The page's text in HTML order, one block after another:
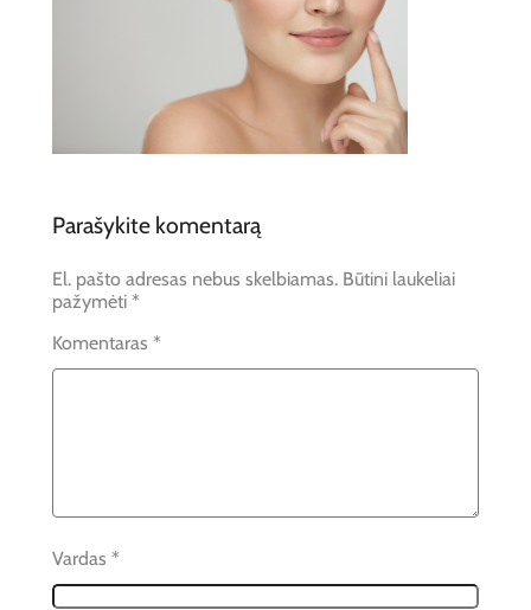
Parašykite komentarą
El. pašto adresas nebus skelbiamas. Būtini laukeliai
pažymėti *
Komentaras *
Vardas *